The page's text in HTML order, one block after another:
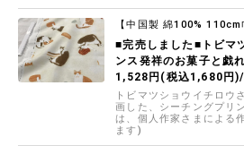
【中国製 綿100% 110cm
■完売しました■トビマ
ンス発祥のお菓子と戯
1,528円(税込1,680円
トビマツショウイチロウ
画した、シーチングプリ
は、個人作家さまによる
ます)